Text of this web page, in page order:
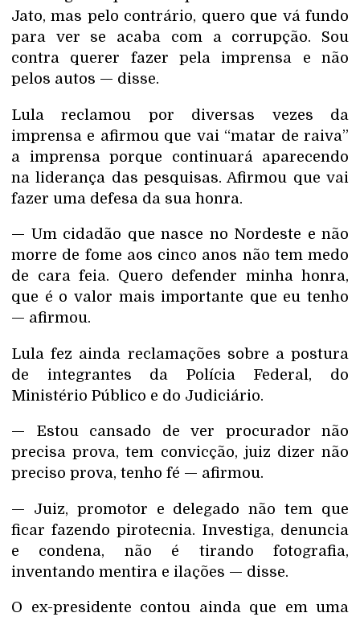
Jato, mas pelo contrário, quero que vá fundo
para ver se acaba com a corrupção. Sou
contra querer fazer pela imprensa e não
pelos autos — disse.
Lula reclamou por diversas vezes da
imprensa e afirmou que vai “matar de raiva”
a imprensa porque continuará aparecendo
na liderança das pesquisas. Afirmou que vai
fazer uma defesa da sua honra.
— Um cidadão que nasce no Nordeste e não
morre de fome aos cinco anos não tem medo
de cara feia. Quero defender minha honra,
que é o valor mais importante que eu tenho
— afirmou.
Lula fez ainda reclamações sobre a postura
de integrantes da Polícia Federal, do
Ministério Público e do Judiciário.
— Estou cansado de ver procurador não
precisa prova, tem convicção, juiz dizer não
preciso prova, tenho fé — afirmou.
— Juiz, promotor e delegado não tem que
ficar fazendo pirotecnia. Investiga, denuncia
e condena, não é tirando fotografia,
inventando mentira e ilações — disse.
O ex-presidente contou ainda que em uma